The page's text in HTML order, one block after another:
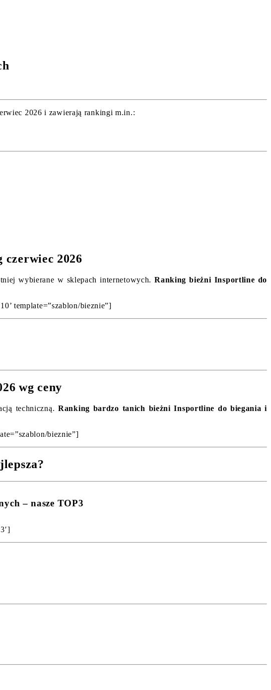
2026 i zawierają rankingi m.in.:
2026
wybierane w sklepach internetowych.Ranking bieżni Insportline do
template=”szablon/bieznie”]
wg ceny
techniczną.Ranking bardzo tanich bieżni Insportline do biegania i
bieznie”]
– nasze TOP3